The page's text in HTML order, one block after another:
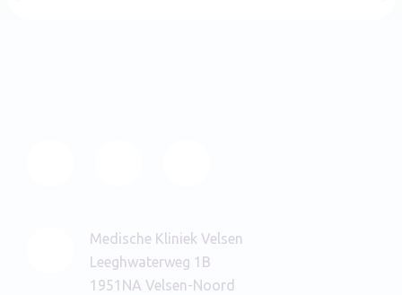
Medische Kliniek Velsen
Leeghwaterweg 1B
1951NA Velsen-Noord